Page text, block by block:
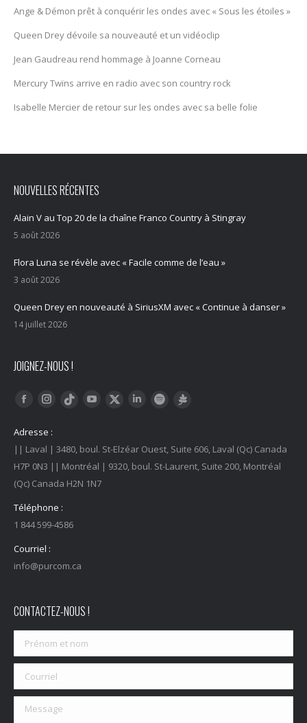
Ange & Démon prêt à conquérir les ondes avec « Sous les étoiles »
Queen Drey dévoile sa nouveauté et un vidéoclip
Jean Gaudreau rend hommage à Joanne Corneau
Mercury Twïns arrive en radio avec son country rock
Isabelle Mercier de retour sur les ondes avec sa belle folie
NOUVELLES RÉCENTES
Alain V au Top 20 de la chaîne Franco Country à Stingray
5 août 2026
Flora Luna se révèle avec « Facile comme de l’eau »
3 août 2026
Queen Drey en nouveauté à SiriusXM avec « Continue à danser »
14 juillet 2026
JOIGNEZ-NOUS !
Trouvez nous sur :
FacebookInstagram
Tiktok YouTubeTwitter LinkedInSpotify
Adresse :
|| Laval | 3480, boul. St-Elzéar Ouest, Suite 606, Laval (Qc) Canada
H7P 0N3 || Montréal | 9320, boul. St-Laurent, Suite 200, Montréal
(Qc) Canada H2N 1N7
Téléphone :
1 844 599-4586
Courriel :
info@purcom.ca
CONTACTEZ-NOUS !